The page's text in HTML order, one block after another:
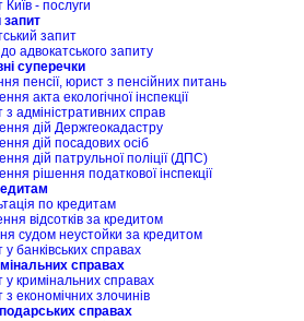
Київ - послуги
запит
запит
адвокатського запиту
суперечки
пенсії, юрист з пенсійних питань
акта екологічної інспекції
з адміністративних справ
дій Держгеокадастру
дій посадових осіб
дій патрульної поліції (ДПС)
рішення податкової інспекції
по кредитам
відсотків за кредитом
судом неустойки за кредитом
у банківських справах
справах
у кримінальних справах
з економічних злочинів
справах